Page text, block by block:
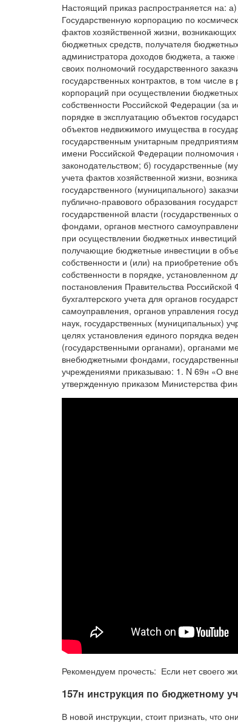
Настоящий приказ распространяется на:
Государственную корпорацию по
фактов хозяйственной жизни,
бюджетных средств, получателя
администратора доходов бюджета, а
своих полномочий государственного
государственных контрактов, в том числе
корпораций при осуществлении бюджетных
собственности Российской Федерации
порядке в эксплуатацию объектов
объектов недвижимого имущества в
государственным унитарным
имени Российской Федерации полномочия
законодательством; б) государственные
учета фактов хозяйственной жизни,
государственного (муниципального)
публично-правового образования
государственной власти
фондами, органов местного
при осуществлении бюджетных
получающие бюджетные инвестиции в
собственности и (или) на приобретение
собственности в порядке, установленном
постановления Правительства
бухгалтерского учета для органов
самоуправления, органов управления
наук, государственных (муниципальных)
целях установления единого порядка
(государственными органами), органами
внебюджетными фондами,
учреждениями приказываю: 1. N 69н «О
утвержденную приказом Министерства
Рекомендуем прочесть: Если нет своего
157н инструкция по бюджетному
В новой инструкции, стоит признать, что